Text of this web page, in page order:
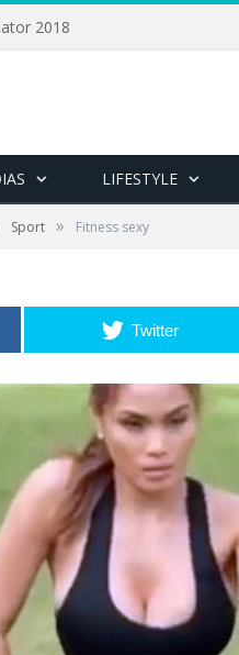
2018
LIFESTYLE
Sport » Fitness sexy
Twitter